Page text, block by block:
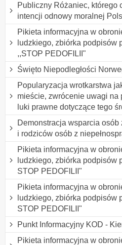
Publiczny Różaniec, którego
intencji odnowy moralnej
Pikieta informacyjna w
ludzkiego, zbiórka podpisów
,,STOP PEDOFILII"
Święto Niepodległości
Popularyzacja wrotkarstwa
mieście, zwrócenie uwagi na
luki prawne dotyczące tego
Demonstracja wsparcia osób
i rodziców osób z
Pikieta informacyjna w
ludzkiego, zbiórka podpisów
STOP PEDOFILII"
Pikieta informacyjna w
ludzkiego, zbiórka podpisów
STOP PEDOFILII"
Punkt Informacyjny KOD -
Pikieta informacyjna w